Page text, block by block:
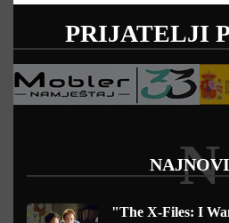
PRIJATELJI
N
"The X-Files: I